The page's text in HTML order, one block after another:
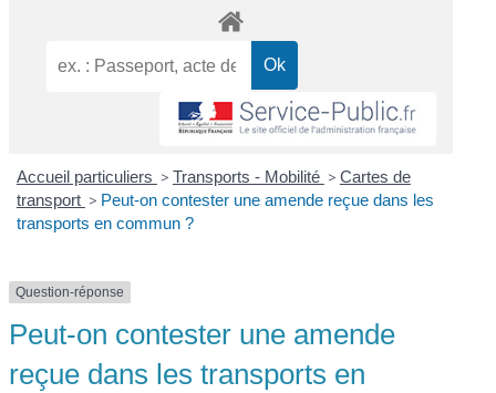
Accueil particuliers > Transports - Mobilité > Cartes de
transport > Peut-on contester une amende reçue dans les
transports en commun ?
Question-réponse
Peut-on contester une amende
reçue dans les transports en